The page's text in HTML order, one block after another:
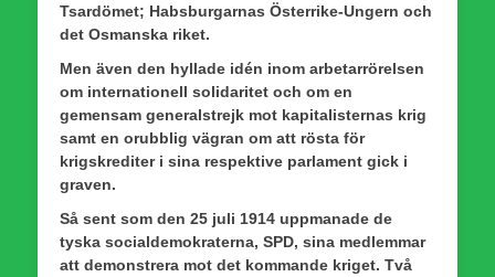
Tsardömet; Habsburgarnas Österrike-Ungern och
det Osmanska riket.
Men även den hyllade idén inom arbetarrörelsen
om internationell solidaritet och om en
gemensam generalstrejk mot kapitalisternas krig
samt en orubblig vägran om att rösta för
krigskrediter i sina respektive parlament gick i
graven.
Så sent som den 25 juli 1914 uppmanade de
tyska socialdemokraterna, SPD, sina medlemmar
att demonstrera mot det kommande kriget. Två